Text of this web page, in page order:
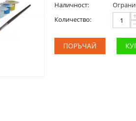
Наличност:
Количество:
ПОРЪЧАЙ